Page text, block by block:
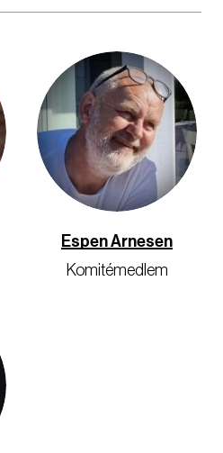
Espen Arnesen
Komitémedlem